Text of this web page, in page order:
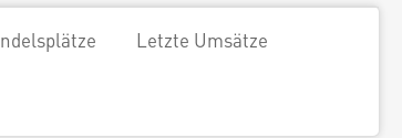
Letzte Umsätze